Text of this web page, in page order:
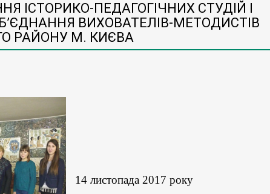
ІСТОРИКО-ПЕДАГОГІЧНИХ СТУДІЙ І
ВИХОВАТЕЛІВ-МЕТОДИСТІВ
РАЙОНУ М. КИЄВА
14 листопада 2017 року